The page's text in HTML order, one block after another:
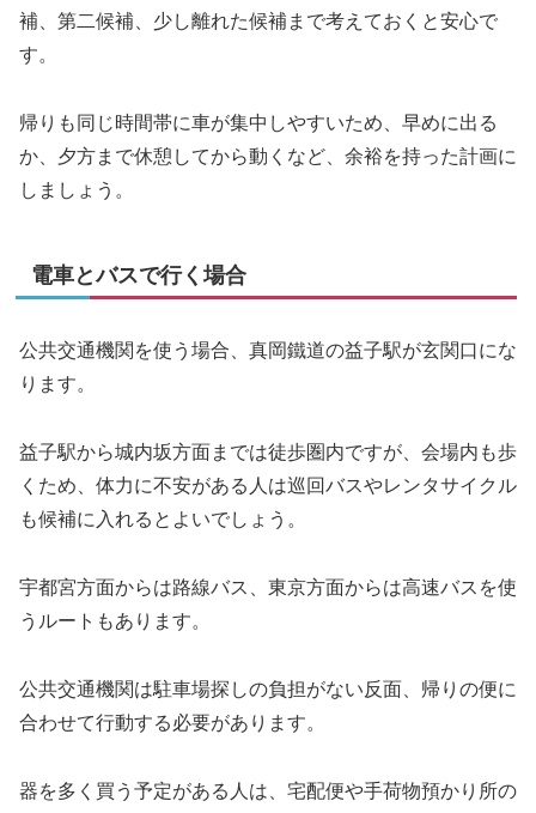
補、第二候補、少し離れた候補まで考えておくと安心で
す。
帰りも同じ時間帯に車が集中しやすいため、早めに出る
か、夕方まで休憩してから動くなど、余裕を持った計画に
しましょう。
電車とバスで行く場合
公共交通機関を使う場合、真岡鐵道の益子駅が玄関口にな
ります。
益子駅から城内坂方面までは徒歩圏内ですが、会場内も歩
くため、体力に不安がある人は巡回バスやレンタサイクル
も候補に入れるとよいでしょう。
宇都宮方面からは路線バス、東京方面からは高速バスを使
うルートもあります。
公共交通機関は駐車場探しの負担がない反面、帰りの便に
合わせて行動する必要があります。
器を多く買う予定がある人は、宅配便や手荷物預かり所の